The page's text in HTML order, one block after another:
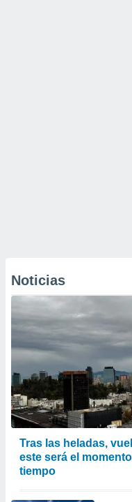
Noticias
Tras las heladas,
este será el
tiempo